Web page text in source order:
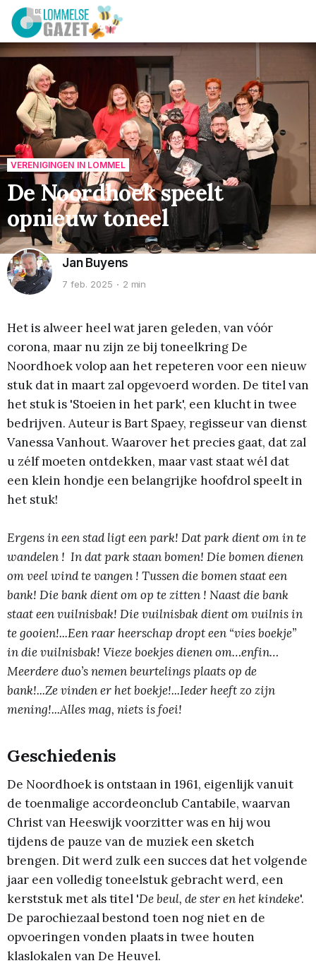
VERENIGINGEN IN LOMMEL
De Noordhoek speelt
opnieuw toneel
Jan Buyens
7 feb. 2025 2 min
Het is alweer heel wat jaren geleden, van vóór
corona, maar nu zijn ze bij toneelkring De
Noordhoek volop aan het repeteren voor een nieuw
stuk dat in maart zal opgevoerd worden. De titel van
het stuk is 'Stoeien in het park', een klucht in twee
bedrijven. Auteur is Bart Spaey, regisseur van dienst
Vanessa Vanhout. Waarover het precies gaat, dat zal
u zélf moeten ontdekken, maar vast staat wél dat
een klein hondje een belangrijke hoofdrol speelt in
het stuk!
Ergens in een stad ligt een park! Dat park dient om in te
wandelen ! In dat park staan bomen! Die bomen dienen
om veel wind te vangen ! Tussen die bomen staat een
bank! Die bank dient om op te zitten ! Naast die bank
staat een vuilnisbak! Die vuilnisbak dient om vuilnis in
te gooien!...Een raar heerschap dropt een “vies boekje”
in die vuilnisbak! Vieze boekjes dienen om…enfin…
Meerdere duo’s nemen beurtelings plaats op de
bank!...Ze vinden er het boekje!...Ieder heeft zo zijn
mening!...Alles mag, niets is foei!
Geschiedenis
De Noordhoek is ontstaan in 1961, eigenlijk vanuit
de toenmalige accordeonclub Cantabile, waarvan
Christ van Heeswijk voorzitter was en hij wou
tijdens de pauze van de muziek een sketch
brengen. Dit werd zulk een succes dat het volgende
jaar een volledig toneelstuk gebracht werd, een
kerststuk met als titel 'De beul, de ster en het kindeke'.
De parochiezaal bestond toen nog niet en de
opvoeringen vonden plaats in twee houten
klaslokalen van De Heuvel.